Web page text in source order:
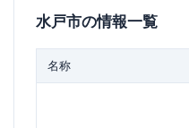
水戸市の情報一覧
名称